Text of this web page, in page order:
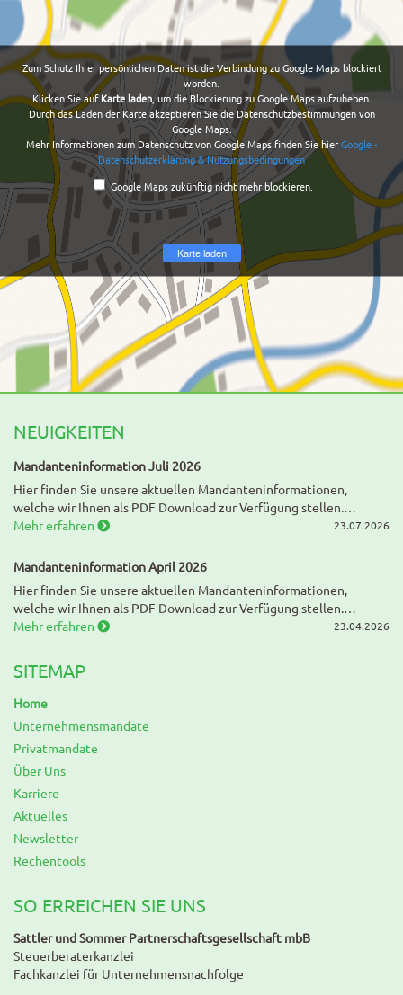
Zum Schutz Ihrer persönlichen Daten ist die Verbindung zu Google Maps blockiert
worden.
Klicken Sie aufKarte laden, um die Blockierung zu Google Maps aufzuheben.
Durch das Laden der Karte akzeptieren Sie die Datenschutzbestimmungen von
Google Maps.
Mehr Informationen zum Datenschutz von Google Maps finden Sie hierGoogle -
Datenschutzerklärung & Nutzungsbedingungen
Google Maps zukünftig nicht mehr blockieren.
Karte laden
NEUIGKEITEN
Mandanteninformation Juli 2026
Hier finden Sie unsere aktuellen Mandanteninformationen,
welche wir Ihnen als PDF Download zur Verfügung stellen.…
Mehr erfahren
23.07.2026
Mandanteninformation April 2026
Hier finden Sie unsere aktuellen Mandanteninformationen,
welche wir Ihnen als PDF Download zur Verfügung stellen.…
Mehr erfahren
23.04.2026
SITEMAP
Home
Unternehmensmandate
Privatmandate
Über Uns
Karriere
Aktuelles
Newsletter
Rechentools
SO ERREICHEN SIE UNS
Sattler und Sommer Partnerschaftsgesellschaft mbB
Steuerberaterkanzlei
Fachkanzlei für Unternehmensnachfolge